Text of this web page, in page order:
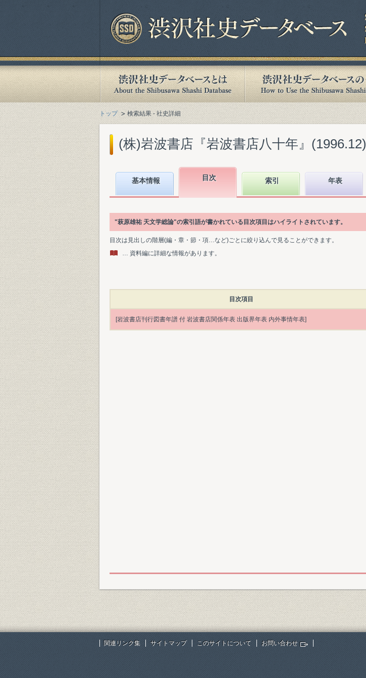
トップ 検索結果 - 社史詳細
(株)岩波書店『岩波書店八十年』(1996.12)
基本情報 目次 索引 年表
"萩原雄祐 天文学総論"の索引語が書かれている目次項目はハイライトされています。
目次は見出しの階層(編・章・節・項…など)ごとに絞り込んで見ることができます。
… 資料編に詳細な情報があります。
目次項目
[岩波書店刊行図書年譜 付 岩波書店関係年表 出版界年表 内外事情年表]
関連リンク集 サイトマップ このサイトについて お問い合わせ